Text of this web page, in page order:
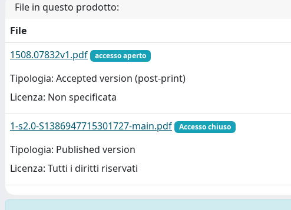
File in questo prodotto:
File
1508.07832v1.pdf
accesso aperto
Tipologia: Accepted version (post-print)
Licenza: Non specificata
1-s2.0-S1386947715301727-main.pdf Accesso chiuso
Tipologia: Published version
Licenza: Tutti i diritti riservati